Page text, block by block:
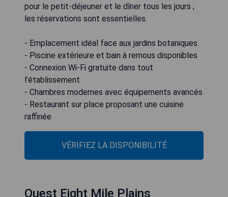
pour le petit-déjeuner et le dîner tous les jours ;
les réservations sont essentielles.
- Emplacement idéal face aux jardins botaniques
- Piscine extérieure et bain à remous disponibles
- Connexion Wi-Fi gratuite dans tout
l'établissement
- Chambres modernes avec équipements avancés
- Restaurant sur place proposant une cuisine
raffinée
VÉRIFIEZ LA DISPONIBILITÉ
Quest Eight Mile Plains